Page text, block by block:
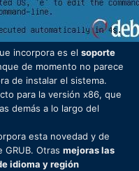
incorpora es el soporte
de momento no parece
de instalar el sistema.
para la versión x86, que
demás a lo largo del
esta novedad y de
Otras mejoras las
idioma y región